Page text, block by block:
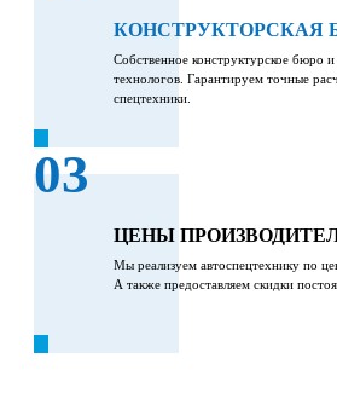
КОНСТРУКТОРСКАЯ
Собственное конструктурское бюро
технологов. Гарантируем точные
спецтехники.
03
ЦЕНЫ
Мы реализуем автоспецтехнику по
А также предоставляем скидки